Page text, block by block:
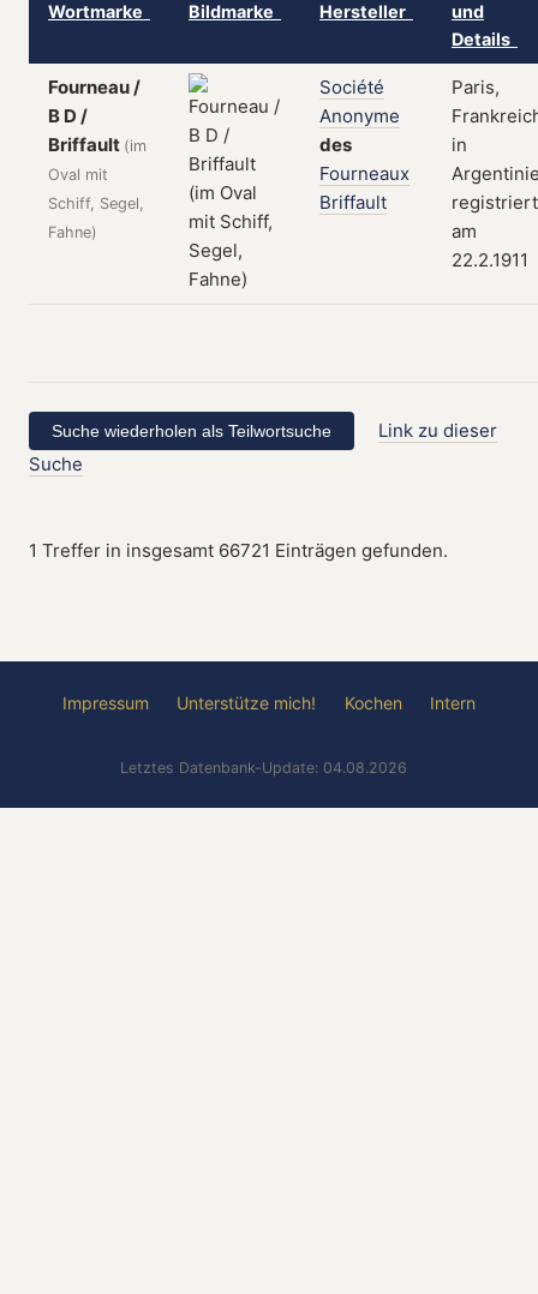
Wortmarke Bildmarke Hersteller
und
Details
Fourneau /
B D /
Briffault (im
Oval mit
Schiff, Segel,
Fahne)
Société
Anonyme
des
Fourneaux
Briffault
Paris,
in
registriert
am
22.2.1911
Link zu dieser
Suche
1 Treffer in insgesamt 66721 Einträgen gefunden.
Impressum Unterstütze mich! Kochen Intern
Letztes Datenbank-Update: 04.08.2026